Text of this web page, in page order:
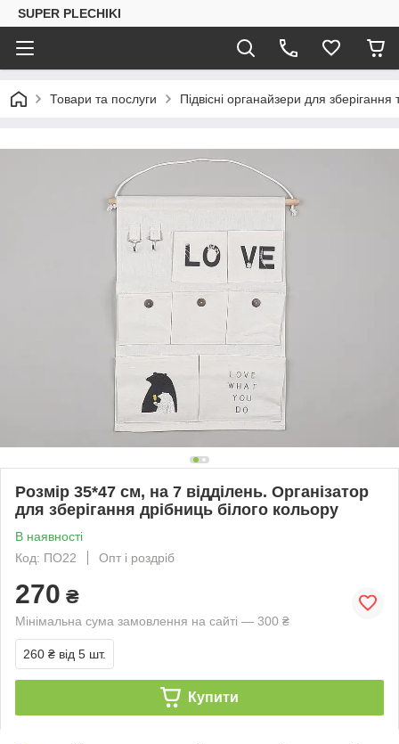
SUPER PLECHIKI
Товари та послуги Підвісні органайзери для
Розмір 35*47 см, на 7 відділень. Організатор
для зберігання дрібниць білого кольору
В наявності
Код: ПО22
Опт і роздріб
270 ₴
Мінімальна сума замовлення на сайті — 300 ₴
260 ₴ від 5 шт.
Купити